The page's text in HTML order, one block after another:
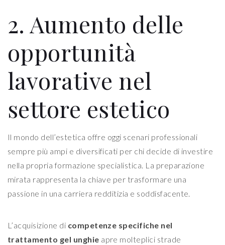
2. Aumento delle
opportunità
lavorative nel
settore estetico
Il mondo dell’estetica offre oggi scenari professionali
sempre più ampi e diversificati per chi decide di investire
nella propria formazione specialistica. La preparazione
mirata rappresenta la chiave per trasformare una
passione in una carriera redditizia e soddisfacente.
L’acquisizione di competenze specifiche nel
trattamento gel unghie apre molteplici strade